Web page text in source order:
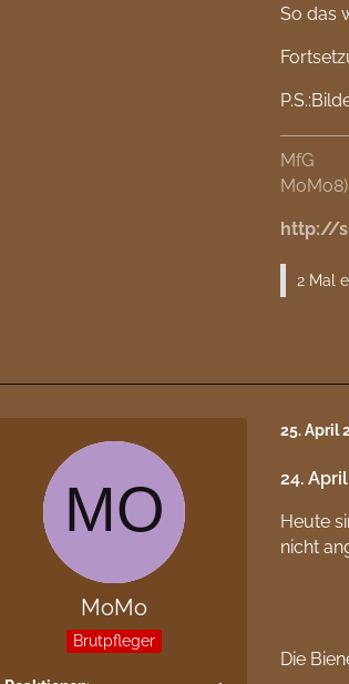
So das
MfG
MoMo8)
http://
2 Mal
MoMo
Brutpfleger
25. April
24.
Heute
nicht
Die